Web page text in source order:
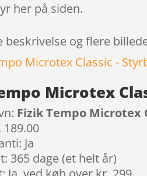
her på siden.
beskrivelse og flere
Microtex
Fizik Tempo Microtex
189.00
Ja
365 dage (et helt år)